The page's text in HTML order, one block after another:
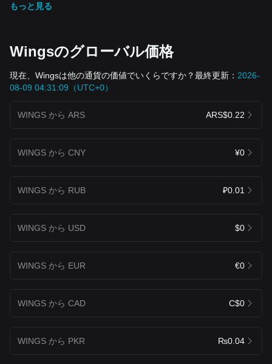
もっと見る
Wingsのグローバル価格
現在、Wingsは他の通貨の価値でいくらですか？最終更新： 2026-
08-09 04:31:09（UTC+0）
WINGS から ARS ARS$0.22
WINGS から CNY ¥0
WINGS から RUB ₽0.01
WINGS から USD $0
WINGS から EUR €0
WINGS から CAD C$0
WINGS から PKR ₨0.04